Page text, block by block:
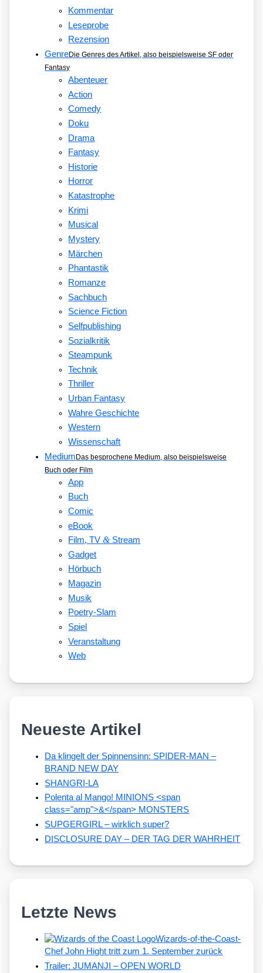
Kommentar
Leseprobe
Rezension
GenreDie Genres des Artikel, also beispielsweise SF oder
Fantasy
Abenteuer
Action
Comedy
Doku
Drama
Fantasy
Historie
Horror
Katastrophe
Krimi
Musical
Mystery
Märchen
Phantastik
Romanze
Sachbuch
Science Fiction
Selfpublishing
Sozialkritik
Steampunk
Technik
Thriller
Urban Fantasy
Wahre Geschichte
Western
Wissenschaft
MediumDas besprochene Medium, also beispielsweise
Buch oder Film
App
Buch
Comic
eBook
Film, TV&Stream
Gadget
Hörbuch
Magazin
Musik
Poetry-Slam
Spiel
Veranstaltung
Web
Neueste Artikel
Da klingelt der Spinnensinn: SPIDER-MAN –
BRAND NEW DAY
SHANGRI-LA
Polenta al Mango! MINIONS <span
class="amp">&</span> MONSTERS
SUPGERGIRL – wirklich super?
DISCLOSURE DAY – DER TAG DER WAHRHEIT
Letzte News
Wizards-of-the-Coast-
Chef John Hight tritt zum 1. September zurück
Trailer: JUMANJI – OPEN WORLD